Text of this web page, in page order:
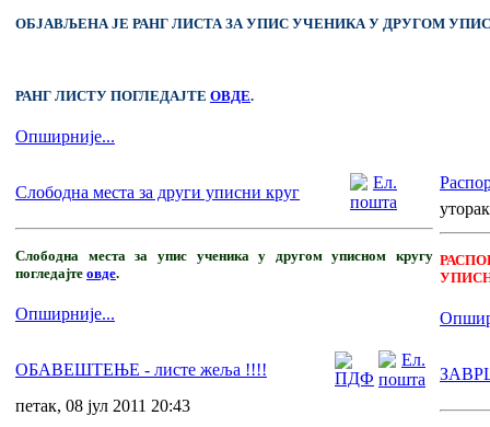
ОБЈАВЉЕНА ЈЕ РАНГ ЛИСТА ЗА УПИС УЧЕНИКА У ДРУГОМ
РАНГ ЛИСТУ ПОГЛЕДАЈТЕ ОВДЕ.
Опширније...
Слободна места за други уписни круг
Слободна места за упис ученика у другом уписном кругу
погледајте овде.
Опширније...
ОБАВЕШТЕЊЕ - листе жеља !!!!
петак, 08 јул 2011 20:43